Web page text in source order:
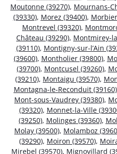
Moutonne (39270), Mournans-
(39330), Morez (39400),
Montrevel (39320),
Château (39290), Montmirey-
(39110), Montigny-sur-l’Ain
(39600), Montholier (39800),
(39700), Montcusel (39260),
(39210), Montaigu (39570),
Montagna-le-Reconduit (39160)
Mont-sous-Vaudrey (39380),
(39320), Monnet-la-Ville
(39250), Molinges (39360),
Molay (39500), Molamboz
(39290), Moiron (39570),
Mirebel (39570), Mignovillard